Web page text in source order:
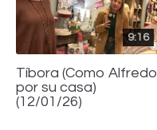
9:16
Tíbora (Como Alfredo
por su casa)
(12/01/26)